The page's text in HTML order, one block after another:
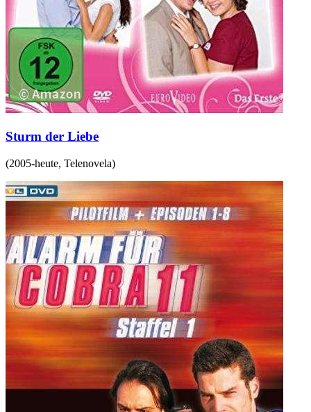
Sturm der Liebe
(2005-heute, Telenovela)